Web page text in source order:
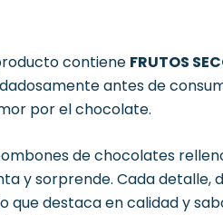
contiene FRUTOS
antes de
por el chocolate.
de chocolates
y sorprende. Cada detalle,
que destaca en calidad y